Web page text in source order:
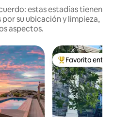
estas estadías tienen
su ubicación y limpieza,
aspectos.
Favorito entre
Favorito entre